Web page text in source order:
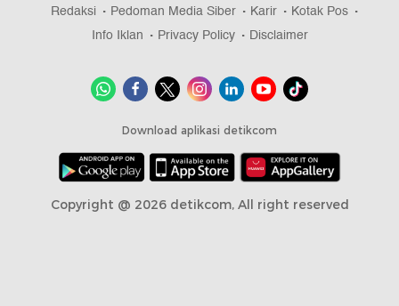
Redaksi Pedoman Media Siber Karir
Kotak Pos
Info Iklan
Privacy Policy Disclaimer
Download aplikasi detikcom
Copyright @ 2026 detikcom, All right reserved